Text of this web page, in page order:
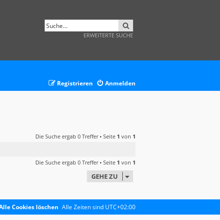
ERWEITERTE SUCHE
Anmelden
Registrieren
Die Suche ergab 0 Treffer • Seite 1 von 1
Die Suche ergab 0 Treffer • Seite 1 von 1
GEHE ZU
Alle Zeiten sind UTC+02:00
Cookies löschen